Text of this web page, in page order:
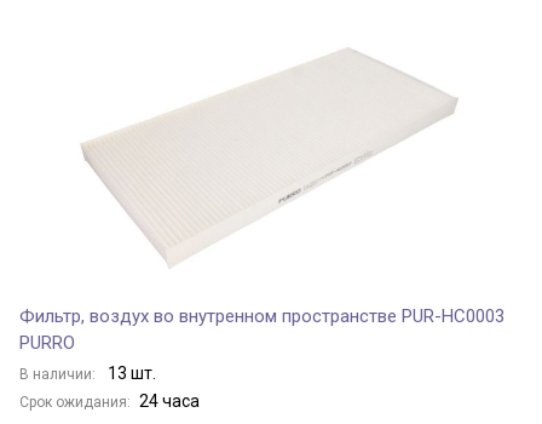
Фильтр, воздух во внутренном пространстве PUR-HC0003
PURRO
В наличии: 13 шт.
Срок ожидания: 24 часа